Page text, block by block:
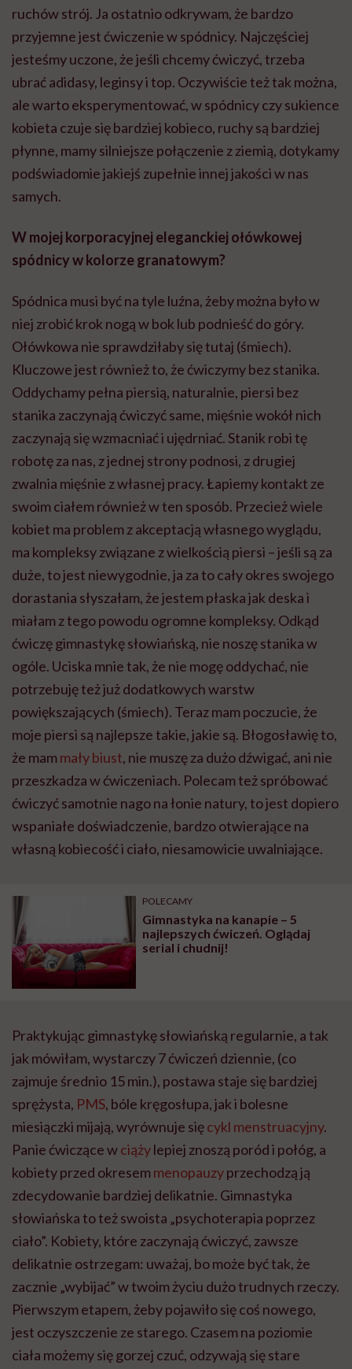
ruchów strój. Ja ostatnio odkrywam, że bardzo
przyjemne jest ćwiczenie w spódnicy. Najczęściej
jesteśmy uczone, że jeśli chcemy ćwiczyć, trzeba
ubrać adidasy, leginsy i top. Oczywiście też tak można,
ale warto eksperymentować, w spódnicy czy sukience
kobieta czuje się bardziej kobieco, ruchy są bardziej
płynne, mamy silniejsze połączenie z ziemią, dotykamy
podświadomie jakiejś zupełnie innej jakości w nas
samych.
W mojej korporacyjnej eleganckiej ołówkowej
spódnicy w kolorze granatowym?
Spódnica musi być na tyle luźna, żeby można było w
niej zrobić krok nogą w bok lub podnieść do góry.
Ołówkowa nie sprawdziłaby się tutaj (śmiech).
Kluczowe jest również to, że ćwiczymy bez stanika.
Oddychamy pełna piersią, naturalnie, piersi bez
stanika zaczynają ćwiczyć same, mięśnie wokół nich
zaczynają się wzmacniać i ujędrniać. Stanik robi tę
robotę za nas, z jednej strony podnosi, z drugiej
zwalnia mięśnie z własnej pracy. Łapiemy kontakt ze
swoim ciałem również w ten sposób. Przecież wiele
kobiet ma problem z akceptacją własnego wyglądu,
ma kompleksy związane z wielkością piersi – jeśli są za
duże, to jest niewygodnie, ja za to cały okres swojego
dorastania słyszałam, że jestem płaska jak deska i
miałam z tego powodu ogromne kompleksy. Odkąd
ćwiczę gimnastykę słowiańską, nie noszę stanika w
ogóle. Uciska mnie tak, że nie mogę oddychać, nie
potrzebuję też już dodatkowych warstw
powiększających (śmiech). Teraz mam poczucie, że
moje piersi są najlepsze takie, jakie są. Błogosławię to,
że mammały biust, nie muszę za dużo dźwigać, ani nie
przeszkadza w ćwiczeniach. Polecam też spróbować
ćwiczyć samotnie nago na łonie natury, to jest dopiero
wspaniałe doświadczenie, bardzo otwierające na
własną kobiecość i ciało, niesamowicie uwalniające.
POLECAMY
Gimnastyka na kanapie – 5
najlepszych ćwiczeń. Oglądaj
serial i chudnij!
Praktykując gimnastykę słowiańską regularnie, a tak
jak mówiłam, wystarczy 7 ćwiczeń dziennie, (co
zajmuje średnio 15 min.), postawa staje się bardziej
sprężysta, PMS, bóle kręgosłupa, jak i bolesne
miesiączki mijają, wyrównuje sięcykl menstruacyjny.
Panie ćwiczące wciążylepiej znoszą poród i połóg, a
kobiety przed okresemmenopauzyprzechodzą ją
zdecydowanie bardziej delikatnie. Gimnastyka
słowiańska to też swoista „psychoterapia poprzez
ciało”. Kobiety, które zaczynają ćwiczyć, zawsze
delikatnie ostrzegam: uważaj, bo może być tak, że
zacznie „wybijać” w twoim życiu dużo trudnych rzeczy.
Pierwszym etapem, żeby pojawiło się coś nowego,
jest oczyszczenie ze starego. Czasem na poziomie
ciała możemy się gorzej czuć, odzywają się stare